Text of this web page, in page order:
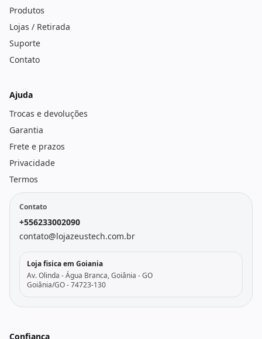
Produtos
Lojas / Retirada
Suporte
Contato
Ajuda
Trocas e devoluções
Garantia
Frete e prazos
Privacidade
Termos
Contato
+556233002090
contato@lojazeustech.com.br
Loja fisica em Goiania
Av. Olinda - Água Branca, Goiânia - GO
Goiânia/GO - 74723-130
Confiança